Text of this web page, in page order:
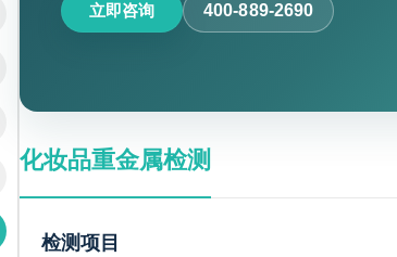
立即咨询 400-889-2690
化妆品重金属检测
检测项目